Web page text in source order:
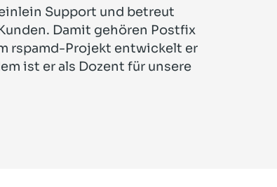
Support und betreut
Damit gehören Postfix
rspamd-Projekt entwickelt er
ist er als Dozent für unsere